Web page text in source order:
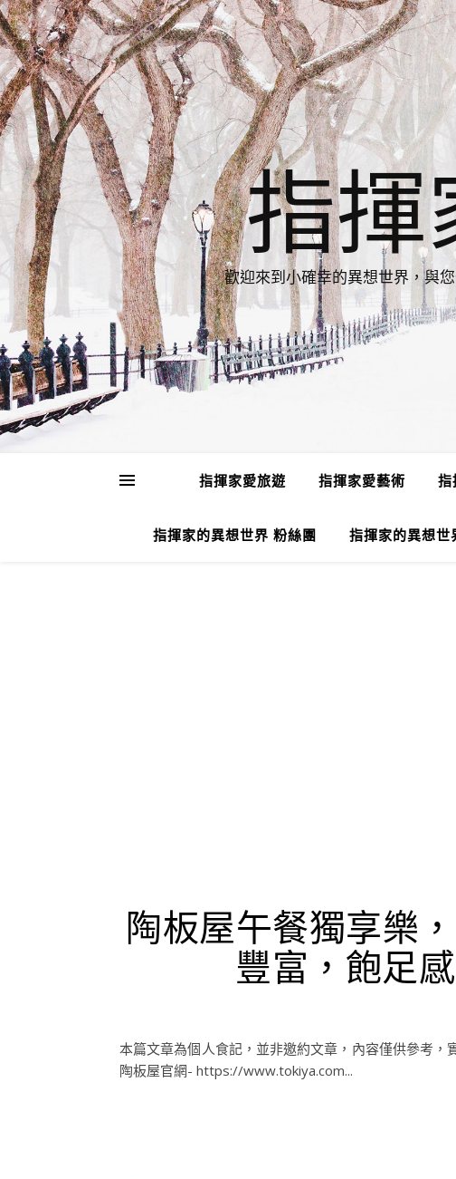
指揮
歡迎來到小確幸的異想世界，與
指揮家愛旅遊 指揮家愛藝術 指
指揮家的異想世界 粉絲團 指揮家的異想世
陶板屋午餐獨享樂
豐富，飽足
本篇文章為個人食記，並非邀約文章，內容僅供參考
陶板屋官網- https://www.tokiya.com...